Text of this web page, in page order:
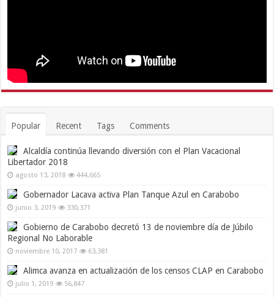
Popular Recent Tags Comments
Alcaldía continúa llevando diversión con el Plan Vacacional
Libertador 2018
agosto 13, 2018 444,665
Gobernador Lacava activa Plan Tanque Azul en Carabobo
junio 3, 2019 330,371
Gobierno de Carabobo decretó 13 de noviembre día de Júbilo
Regional No Laborable
noviembre 10, 2017 63,381
Alimca avanza en actualización de los censos CLAP en Carabobo
julio 1, 2019 56,847